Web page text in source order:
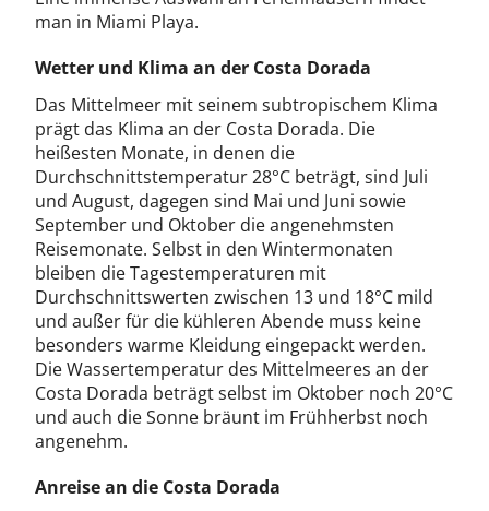
man in Miami Playa.
Wetter und Klima an der Costa Dorada
Das Mittelmeer mit seinem subtropischem Klima
prägt das Klima an der Costa Dorada. Die
heißesten Monate, in denen die
Durchschnittstemperatur 28°C beträgt, sind Juli
und August, dagegen sind Mai und Juni sowie
September und Oktober die angenehmsten
Reisemonate. Selbst in den Wintermonaten
bleiben die Tagestemperaturen mit
Durchschnittswerten zwischen 13 und 18°C mild
und außer für die kühleren Abende muss keine
besonders warme Kleidung eingepackt werden.
Die Wassertemperatur des Mittelmeeres an der
Costa Dorada beträgt selbst im Oktober noch 20°C
und auch die Sonne bräunt im Frühherbst noch
angenehm.
Anreise an die Costa Dorada